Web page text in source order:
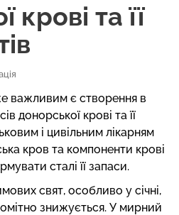
крові та її
важливим є створення в
донорської крові та її
і цивільним лікарням
кров та компоненти крові
сталі її запаси.
свят, особливо у січні,
знижується. У мирний